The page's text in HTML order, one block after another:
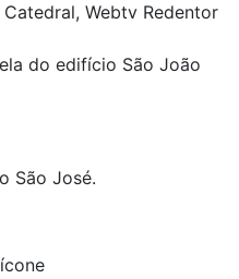
Catedral, Webtv Redentor
do edifício São João
São José.